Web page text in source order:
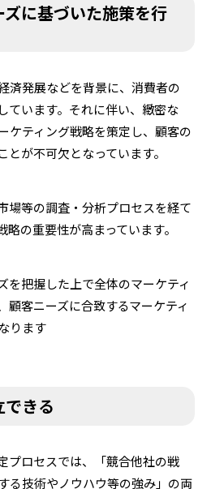
に基づいた施策を行
済発展などを背景に、消費者の
ています。それに伴い、緻密な
ケティング戦略を策定し、顧客の
が不可欠となっています。
場等の調査・分析プロセスを経て
の重要性が高まっています。
を把握した上で全体のマーケティ
顧客ニーズに合致するマーケティ
ります
きる
プロセスでは、「競合他社の戦
る技術やノウハウ等の強み」の両